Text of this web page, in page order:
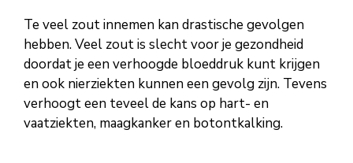
Te veel zout innemen kan drastische gevolgen
hebben. Veel zout is slecht voor je gezondheid
doordat je een verhoogde bloeddruk kunt krijgen
en ook nierziekten kunnen een gevolg zijn. Tevens
verhoogt een teveel de kans op hart- en
vaatziekten, maagkanker en botontkalking.